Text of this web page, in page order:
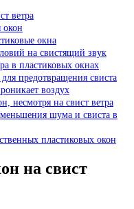
ветра
окон
окна
на свистящий звук
в пластиковых окнах
предотвращения свиста
воздух
несмотря на свист ветра
шума и свиста в
пластиковых окон
на свист